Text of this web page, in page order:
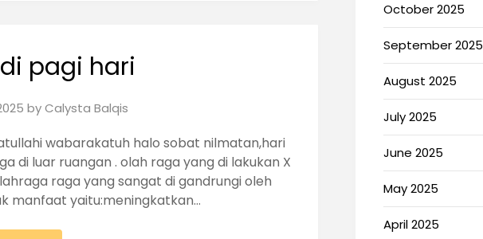
pagi hari
byCalysta Balqis
wabarakatuh halo sobat nilmatan,hari
di luar ruangan . olah raga yang di lakukan X
raga yang sangat di gandrungi oleh
manfaat yaitu:meningkatkan…
October 2025
September 2025
August 2025
July 2025
June 2025
May 2025
April 2025